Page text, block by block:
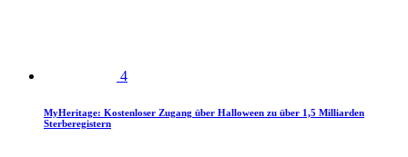
4
MyHeritage: Kostenloser Zugang über Halloween zu über 1,5 Milliarden
Sterberegistern